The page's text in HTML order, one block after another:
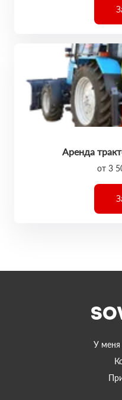
Аренда
от 3
У меня